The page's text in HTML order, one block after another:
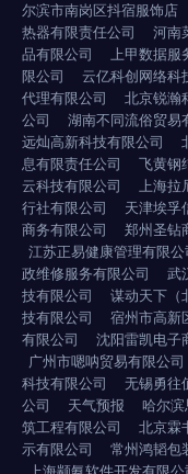
尔滨市南岗区抖宿服饰店
热器有限责任公司
河南
品有限公司
上甲数据
限公司
云亿科创网络科
代理有限公司
北京锐瀚
公司
湖南不同流俗贸易
远灿高新科技有限公司
息有限责任公司
飞黄钢
云科技有限公司
上海
行社有限公司
天津埃孚
商务有限公司
郑州圣钻
江苏正易健康管理有限公
政维修服务有限公司
武
技有限公司
谋动天下（
技有限公司
宿州市高新
有限公司
沈阳雷凯电子
广州市嗯呐贸易有限公司
科技有限公司
无锡勇往
公司
天气预报 哈尔滨
筑工程有限公司
北京霖
示有限公司
常州鸿韬包